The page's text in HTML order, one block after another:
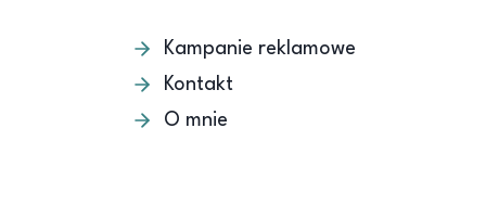
Kampanie reklamowe
Kontakt
O mnie